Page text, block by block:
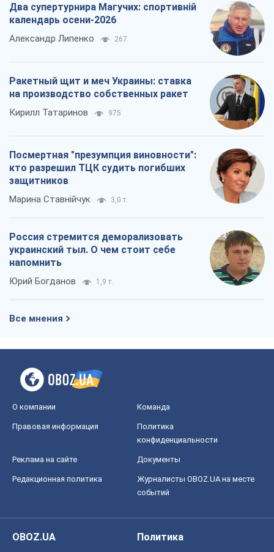
Два супертурнира Магучих: спортивній
календарь осени-2026
Александр Липенко 267
Ракетный щит и меч Украины: ставка
на производство собственных ракет
Кирилл Татаринов 975
Посмертная "презумпция виновности":
кто разрешил ТЦК судить погибших
защитников
Марина Ставнійчук 3,0 т.
Россия стремится деморализовать
украинский тыл. О чем стоит себе
напомнить
Юрий Богданов 1,9 т.
Все мнения
О компании Команда
Правовая информация
Политика
конфиденциальности
Реклама на сайте Документы
Редакционная политика
Журналисты OBOZ.UA на месте
событий
OBOZ.UA
Политика